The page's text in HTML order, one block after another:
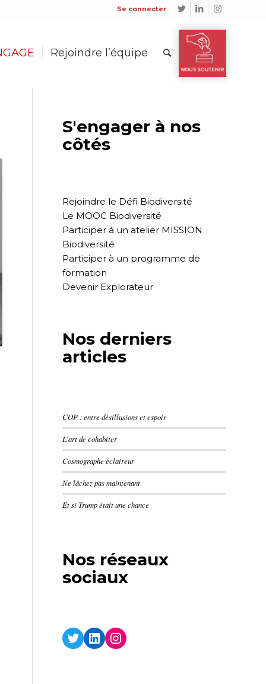
Se connecter
Rejoindre l’équipe
S'engager à nos
côtés
Rejoindre le Défi Biodiversité
Le MOOC Biodiversité
Participer à un atelier MISSION
Biodiversité
Participer à un programme de
formation
Devenir Explorateur
Nos derniers
articles
COP : entre désillusions et espoir
L’art de cohabiter
Cosmographe éclaireur
Ne lâchez pas maintenant
Et si Trump était une chance
Nos réseaux
sociaux
Twitter
LinkedIn
Instagram